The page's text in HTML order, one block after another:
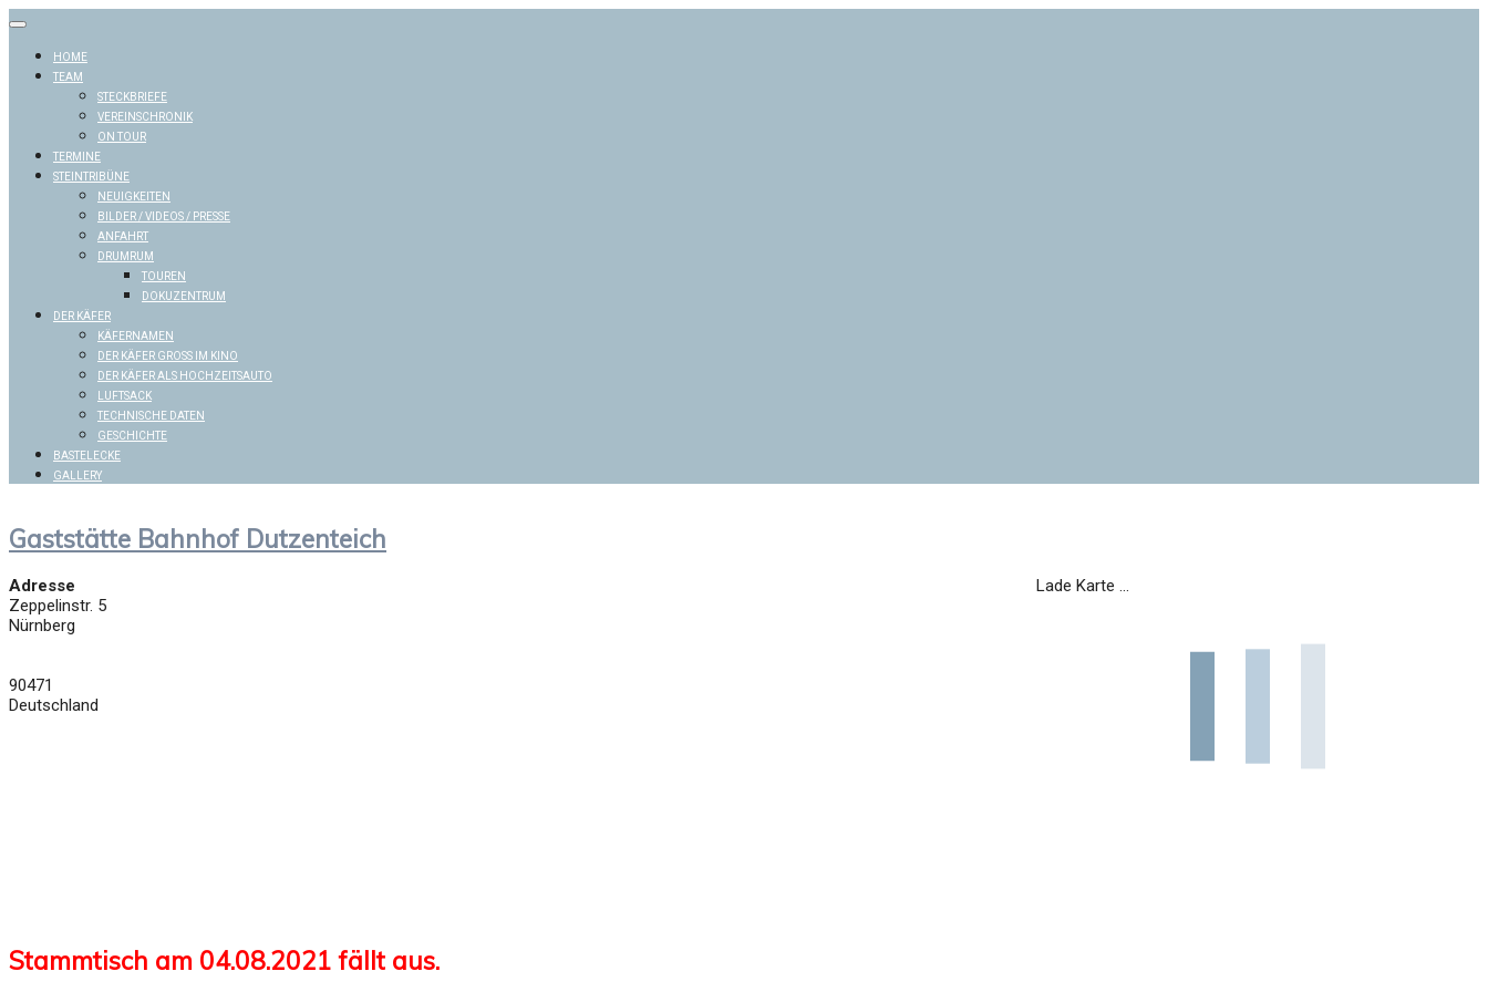
Skip
contentHOME
TEAM
STECKBRIEFE
VEREINSCHRONIK
ON TOUR
TERMINE
STEINTRIBÜNE
NEUIGKEITEN
BILDER / VIDEOS / PRESSE
ANFAHRT
DRUMRUM
TOUREN
DOKUZENTRUM
DER KÄFER
KÄFERNAMEN
DER KÄFER GROSS IM KINO
DER KÄFER ALS HOCHZEITSAUTO
LUFTSACK
TECHNISCHE DATEN
GESCHICHTE
BASTELECKE
GALLERY
Gaststätte Bahnhof Dutzenteich
Lade Karte ...
Adresse
Zeppelinstr. 5
Nürnberg
90471
Deutschland
Stammtisch am 04.08.2021 fällt aus.